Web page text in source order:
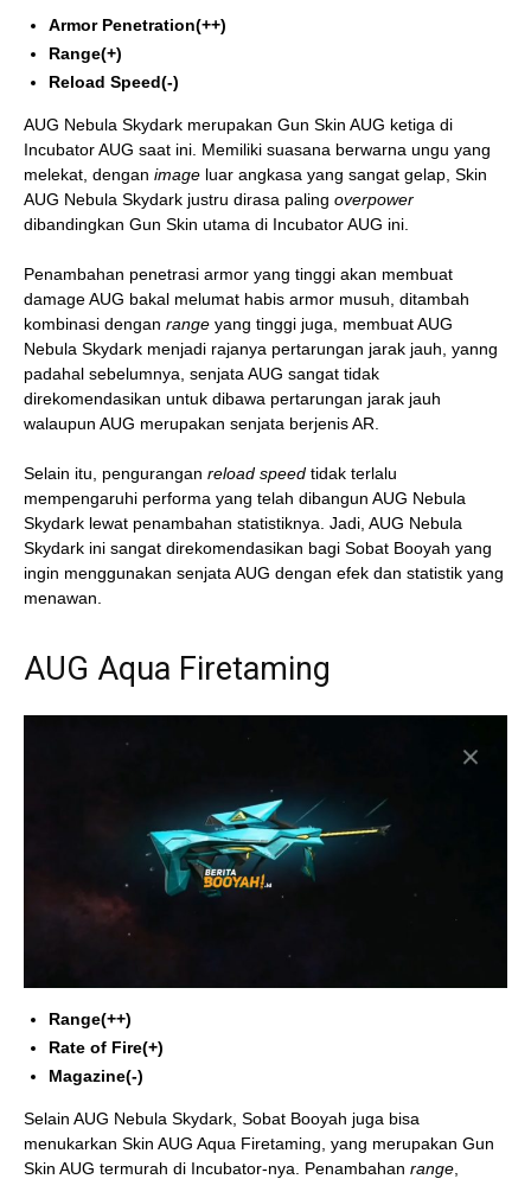
Armor Penetration(++)
Range(+)
Reload Speed(-)
AUG Nebula Skydark merupakan Gun Skin AUG ketiga di
Incubator AUG saat ini. Memiliki suasana berwarna ungu yang
melekat, dengan image luar angkasa yang sangat gelap, Skin
AUG Nebula Skydark justru dirasa paling overpower
dibandingkan Gun Skin utama di Incubator AUG ini.
Penambahan penetrasi armor yang tinggi akan membuat
damage AUG bakal melumat habis armor musuh, ditambah
kombinasi dengan range yang tinggi juga, membuat AUG
Nebula Skydark menjadi rajanya pertarungan jarak jauh, yanng
padahal sebelumnya, senjata AUG sangat tidak
direkomendasikan untuk dibawa pertarungan jarak jauh
walaupun AUG merupakan senjata berjenis AR.
Selain itu, pengurangan reload speed tidak terlalu
mempengaruhi performa yang telah dibangun AUG Nebula
Skydark lewat penambahan statistiknya. Jadi, AUG Nebula
Skydark ini sangat direkomendasikan bagi Sobat Booyah yang
ingin menggunakan senjata AUG dengan efek dan statistik yang
menawan.
AUG Aqua Firetaming
Range(++)
Rate of Fire(+)
Magazine(-)
Selain AUG Nebula Skydark, Sobat Booyah juga bisa
menukarkan Skin AUG Aqua Firetaming, yang merupakan Gun
Skin AUG termurah di Incubator-nya. Penambahan range